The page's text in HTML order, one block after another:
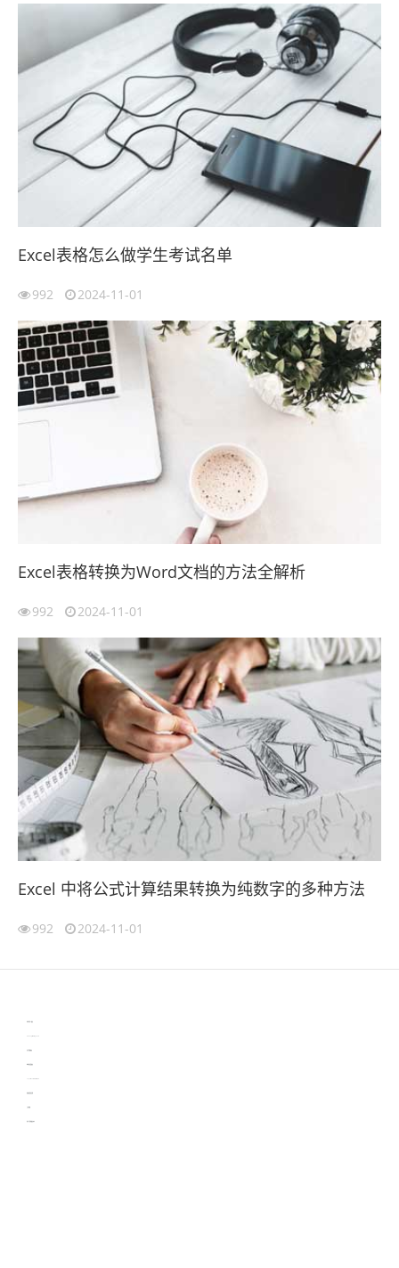
Excel表格怎么做学生考试名单
992 2024-11-01
Excel表格转换为Word文档的方法全解析
992 2024-11-01
Excel 中将公式计算结果转换为纯数字的多种方法
992 2024-11-01